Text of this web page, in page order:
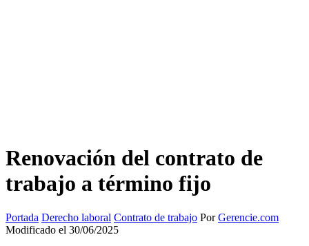
Renovación del contrato de
trabajo a término fijo
Portada Derecho laboral Contrato de trabajo PorGerencie.com
Modificado el 30/06/2025